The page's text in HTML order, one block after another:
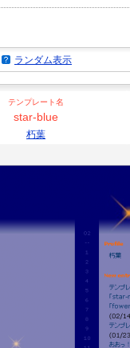
ランダム表示
テンプレート名
star-blue
朽葉